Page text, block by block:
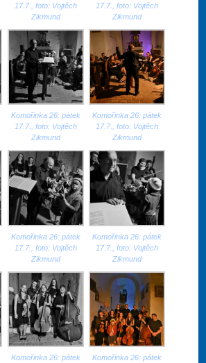
17.7., foto: Vojtěch
Zikmund
17.7., foto: Vojtěch
Zikmund
Komořinka 26: pátek
17.7., foto: Vojtěch
Zikmund
Komořinka 26: pátek
17.7., foto: Vojtěch
Zikmund
Komořinka 26: pátek
17.7., foto: Vojtěch
Zikmund
Komořinka 26: pátek
17.7., foto: Vojtěch
Zikmund
Komořinka 26: pátek
Komořinka 26: pátek